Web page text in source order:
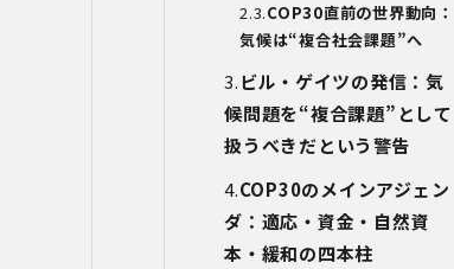
当社は、イベントやセミナーにて取得し
た個人情報につき、以下の内容に従って
お、本人の同意がある場合及び法令の定
めによる場合を除いて、以下の内容以外
で当社が取り扱う個人情報を第三者に提
(1)提供先
イベント・セミナーの共催事業者
(2)提供される個人情報の内容
会社名・所属団体等の名称、所属名、役
COP30直前の世界動向：
気候は“複合社会課題”へ
ビル・ゲイツの発信：気
候問題を“複合課題” として
扱うべきだという警告
COP30のメインアジェン
ダ：適応・資金・自然資
本・緩和の四本柱